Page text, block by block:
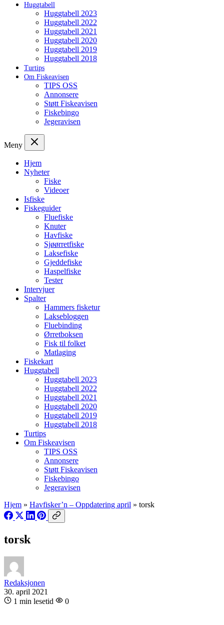
Huggtabell
Huggtabell 2023
Huggtabell 2022
Huggtabell 2021
Huggtabell 2020
Huggtabell 2019
Huggtabell 2018
Turtips
Om Fiskeavisen
TIPS OSS
Annonsere
Støtt Fiskeavisen
Fiskebingo
Jegeravisen
Meny
Hjem
Nyheter
Fiske
Videoer
Isfiske
Fiskeguider
Fluefiske
Knuter
Havfiske
Sjøørretfiske
Laksefiske
Gjeddefiske
Haspelfiske
Tester
Intervjuer
Spalter
Hammers fisketur
Laksebloggen
Fluebinding
Ørretboksen
Fisk til folket
Matlaging
Fiskekart
Huggtabell
Huggtabell 2023
Huggtabell 2022
Huggtabell 2021
Huggtabell 2020
Huggtabell 2019
Huggtabell 2018
Turtips
Om Fiskeavisen
TIPS OSS
Annonsere
Støtt Fiskeavisen
Fiskebingo
Jegeravisen
Hjem » Havfisker’n – Oppdatering april » torsk
torsk
Redaksjonen
30. april 2021
1 min lesetid
0